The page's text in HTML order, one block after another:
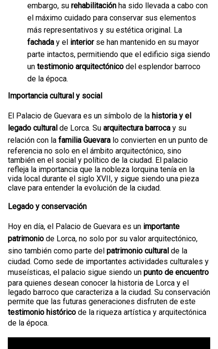
embargo, su rehabilitación ha sido llevada a cabo con
el máximo cuidado para conservar sus elementos
más representativos y su estética original. La
fachada y el interiorse han mantenido en su mayor
parte intactos, permitiendo que el edificio siga siendo
un testimonio arquitectónico del esplendor barroco
de la época.
Importancia cultural y social
El Palacio de Guevara es un símbolo de la historia y el
legado cultural de Lorca. Su arquitectura barroca y su
relación con la familia Guevara lo convierten en un punto de
referencia no solo en el ámbito arquitectónico, sino
también en el social y político de la ciudad. El palacio
refleja la importancia que la nobleza lorquina tenía en la
vida local durante el siglo XVII, y sigue siendo una pieza
clave para entender la evolución de la ciudad.
Legado y conservación
Hoy en día, el Palacio de Guevara es un importante
patrimonio de Lorca, no solo por su valor arquitectónico,
sino también como parte del patrimonio cultural de la
ciudad. Como sede de importantes actividades culturales y
museísticas, el palacio sigue siendo un punto de encuentro
para quienes desean conocer la historia de Lorca y el
legado barroco que caracteriza a la ciudad. Su conservación
permite que las futuras generaciones disfruten de este
testimonio histórico de la riqueza artística y arquitectónica
de la época.